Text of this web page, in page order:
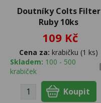
Doutníky Colts Filter
Ruby 10ks
109 Kč
Cena za: krabičku (1 ks)
Skladem: 100 - 500
krabiček